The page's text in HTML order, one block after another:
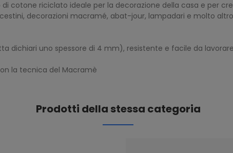
di cotone riciclato ideale per la decorazione della casa e per
decorazioni macramé, abat-jour, lampadari e molto
dichiari uno spessore di 4 mm), resistente e facile da
la tecnica del Macramè
Prodotti della stessa categoria